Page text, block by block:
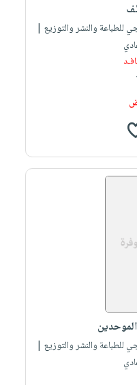
للطباعة والنشر والتوزيع |
للطباعة والنشر والتوزيع |